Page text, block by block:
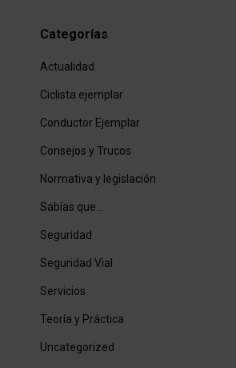
Categorías
Actualidad
Ciclista ejemplar
Conductor Ejemplar
Consejos y Trucos
Normativa y legislación
Sabías que…
Seguridad
Seguridad Vial
Servicios
Teoría y Práctica
Uncategorized